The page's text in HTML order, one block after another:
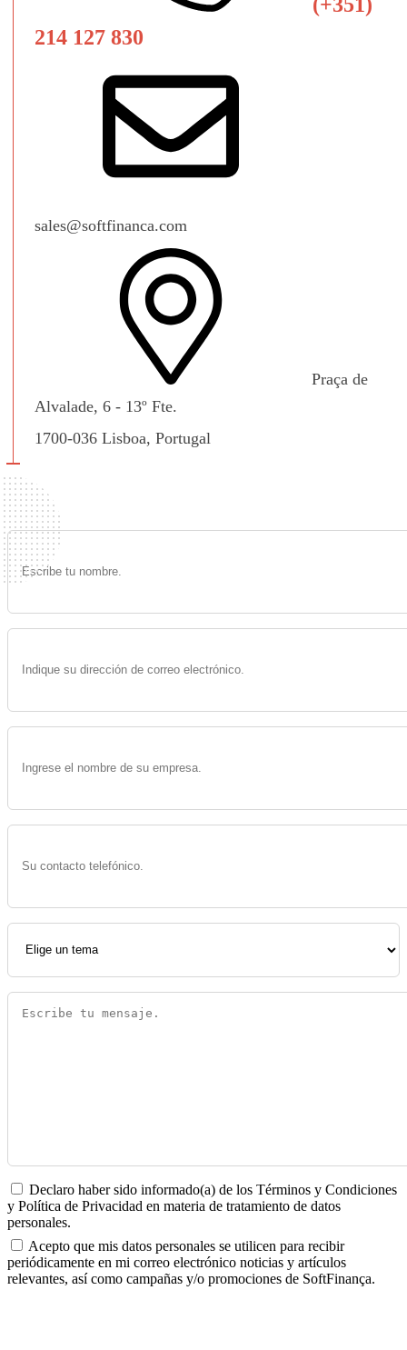
214 127 830
sales@softfinanca.com
Praça de
Alvalade, 6 - 13º Fte.
1700-036 Lisboa, Portugal
Declaro haber sido informado(a) de los Términos y Condiciones
y Política de Privacidad en materia de tratamiento de datos
personales.
Acepto que mis datos personales se utilicen para recibir
periódicamente en mi correo electrónico noticias y artículos
relevantes, así como campañas y/o promociones de SoftFinança.